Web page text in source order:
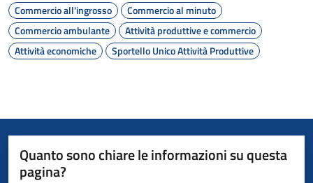
Commercio all'ingrosso
Commercio al minuto
Commercio ambulante
Attività produttive e commercio
Attività economiche
Sportello Unico Attività Produttive
Quanto sono chiare le informazioni su questa
pagina?